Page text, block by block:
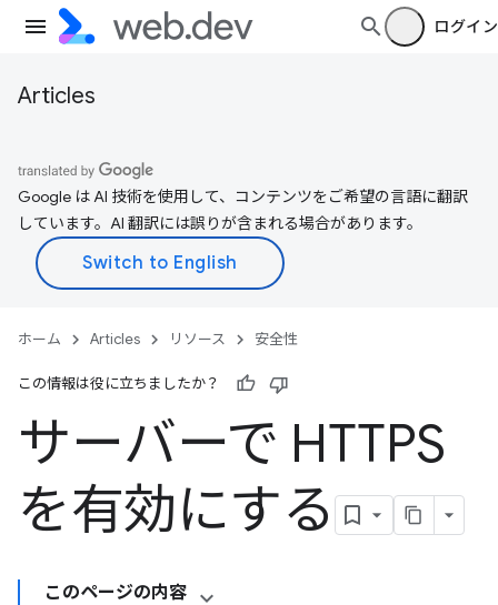
ログイン
Articles
Google は AI 技術を使用して、コンテンツをご希望の言語に翻訳
しています。AI 翻訳には誤りが含まれる場合があります。
ホーム Articles リソース 安全性
この情報は役に立ちましたか？
サーバーで HTTPS
を有効にする
このページの内容